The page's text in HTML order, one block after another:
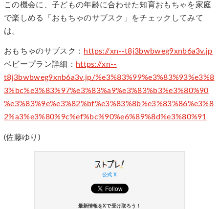
この機会に、子どもの年齢に合わせた知育おもちゃを家庭
で楽しめる「おもちゃのサブスク」をチェックしてみて
は。
おもちゃのサブスク： https://xn--t8j3bwbweg9xnb6a3v.jp
ベビープラン詳細： https://xn--
t8j3bwbweg9xnb6a3v.jp/%e3%83%99%e3%83%93%e3%8
3%bc%e3%83%97%e3%83%a9%e3%83%b3%e3%80%90
%e3%83%9e%e3%82%bf%e3%83%8b%e3%83%86%e3%8
2%a3%e3%80%9c%ef%bc%90%e6%89%8d%e3%80%91
(佐藤ゆり)
公式 X
最新情報をXで受け取ろう！